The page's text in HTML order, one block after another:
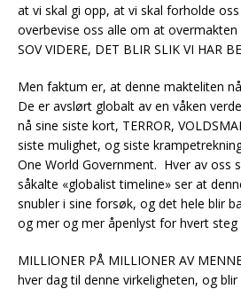
at vi skal gi opp, at vi skal forholde
overbevise oss alle om at
SOV VIDERE, DET BLIR SLIK VI HAR
Men faktum er, at denne makteliten
De er avslørt globalt av en våken
nå sine siste kort, TERROR,
siste mulighet, og siste
One World Government. Hver av oss
såkalte «globalist timeline» ser at
snubler i sine forsøk, og det hele blir
og mer og mer åpenlyst for hvert steg
MILLIONER PÅ MILLIONER AV
hver dag til denne virkeligheten, og